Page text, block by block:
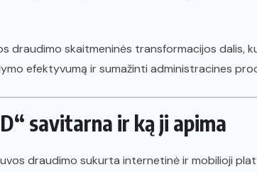
draudimo skaitmeninės transformacijos dalis,
efektyvumą ir sumažinti administracines
savitarna ir ką ji apima
draudimo sukurta internetinė ir mobilioji